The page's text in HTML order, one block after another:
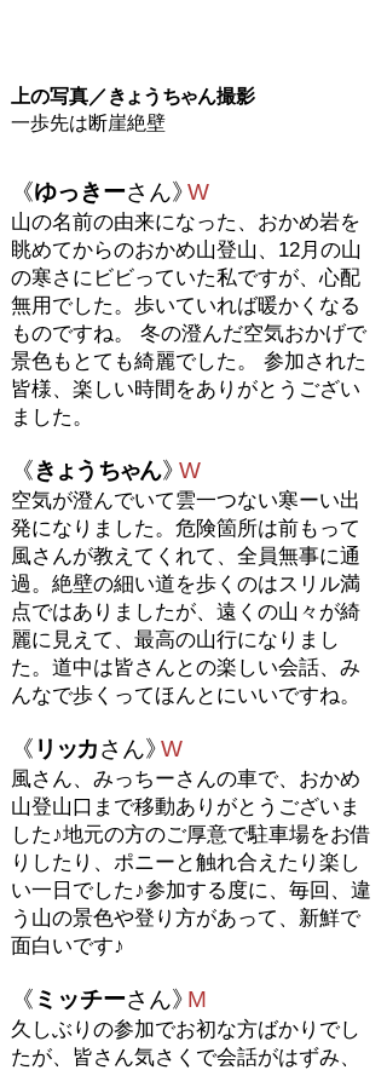
上の写真／きょ う ちゃん撮影
​一歩先は断崖絶壁
《ゆっきーさん》W
山の名前の由来になった、おかめ岩を
眺めてからのおかめ山登山、12月の山
の寒さにビビっていた私ですが、心配
無用でした。歩いていれば暖かくなる
ものですね。 冬の澄んだ空気おかげで
景色もとても綺麗でした。 参加された
皆様、楽しい時間をありがとうござい
ました。
《きょ う ちゃん》 W
空気が澄んでいて雲一つない寒ーい出
発になりました。危険箇所は前もって
風さんが教えてくれて、全員無事に通
過。絶壁の細い道を歩くのはスリル満
点ではありましたが、遠くの山々が綺
麗に見えて、最高の山行になりまし
た。道中は皆さんとの楽しい会話、み
んなで歩くってほんとにいいですね。
《 リ ッカさん》W
風さん、 みっちーさんの車で、おかめ
山登山口まで移動ありがとうございま
した♪地元の方のご厚意で駐車場をお借
りしたり、ポニーと触れ合えたり楽し
い一日でした♪参加する度に、毎回、違
う山の景色や登り方があって、新鮮で
面白いです♪
《 ミッチーさん》 M
久しぶりの参加でお初な方ばかりでし
たが、皆さん気さくで会話がはずみ、